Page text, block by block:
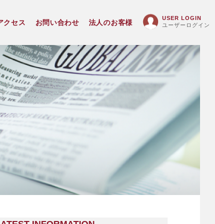
クセス お問い合わせ 法人のお客様
USER LOGIN
ユーザーログイン